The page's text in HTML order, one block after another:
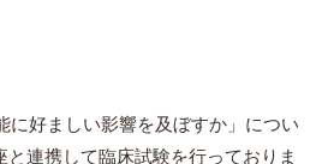
に好ましい影響を及ぼすか」につい
連携して臨床試験を行っておりま